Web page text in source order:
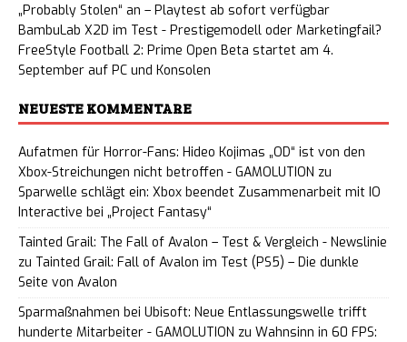
„Probably Stolen“ an – Playtest ab sofort verfügbar
BambuLab X2D im Test - Prestigemodell oder Marketingfail?
FreeStyle Football 2: Prime Open Beta startet am 4.
September auf PC und Konsolen
NEUESTE KOMMENTARE
Aufatmen für Horror-Fans: Hideo Kojimas „OD“ ist von den
Xbox-Streichungen nicht betroffen - GAMOLUTION zu
Sparwelle schlägt ein: Xbox beendet Zusammenarbeit mit IO
Interactive bei „Project Fantasy“
Tainted Grail: The Fall of Avalon – Test & Vergleich - Newslinie
zu Tainted Grail: Fall of Avalon im Test (PS5) – Die dunkle
Seite von Avalon
Sparmaßnahmen bei Ubisoft: Neue Entlassungswelle trifft
hunderte Mitarbeiter - GAMOLUTION zu Wahnsinn in 60 FPS: